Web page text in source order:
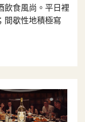
飲食風尚。平日裡
間歇性地積極寫